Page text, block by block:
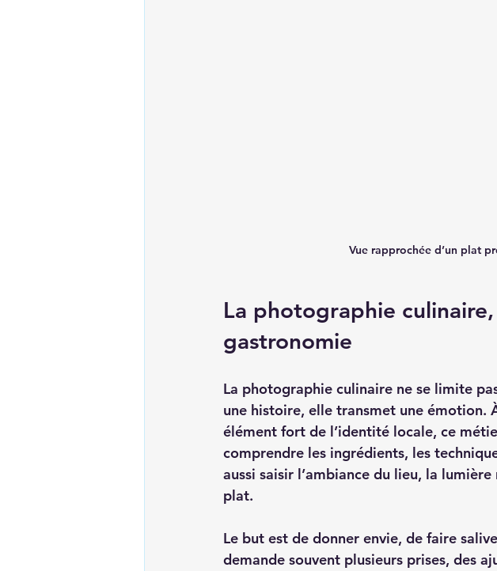
Vue rapprochée d’un plat
La photographie
gastronomie
La photographie culinaire ne se limite
une histoire, elle transmet une émotion.
élément fort de l’identité locale, ce
comprendre les ingrédients, les
aussi saisir l’ambiance du lieu, la
plat.
Le but est de donner envie, de faire
demande souvent plusieurs prises, des